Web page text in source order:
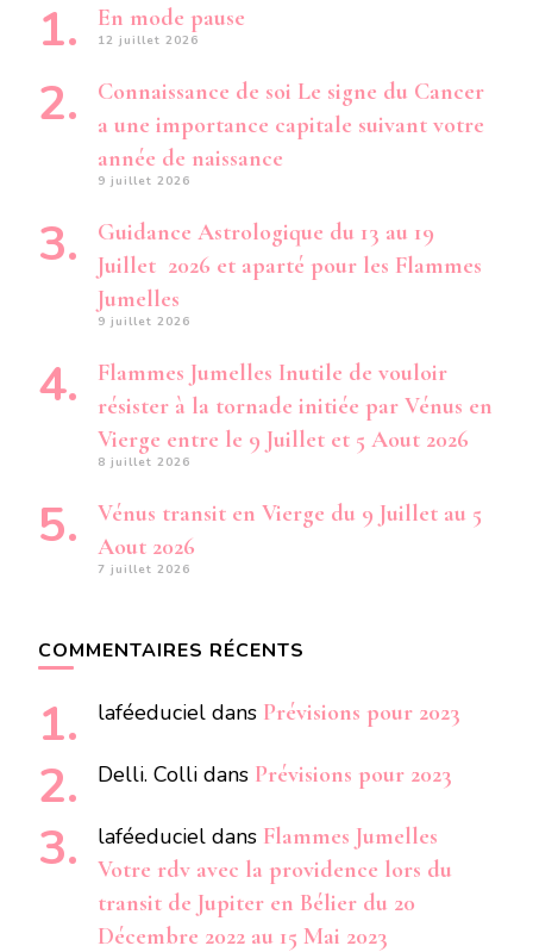
En mode pause
12 juillet 2026
Connaissance de soi Le signe du Cancer
a une importance capitale suivant votre
année de naissance
9 juillet 2026
Guidance Astrologique du 13 au 19
Juillet 2026 et aparté pour les Flammes
Jumelles
9 juillet 2026
Flammes Jumelles Inutile de vouloir
résister à la tornade initiée par Vénus en
Vierge entre le 9 Juillet et 5 Aout 2026
8 juillet 2026
Vénus transit en Vierge du 9 Juillet au 5
Aout 2026
7 juillet 2026
COMMENTAIRES RÉCENTS
laféeduciel dans Prévisions pour 2023
Delli. Colli dans Prévisions pour 2023
laféeduciel dans Flammes Jumelles
Votre rdv avec la providence lors du
transit de Jupiter en Bélier du 20
Décembre 2022 au 15 Mai 2023